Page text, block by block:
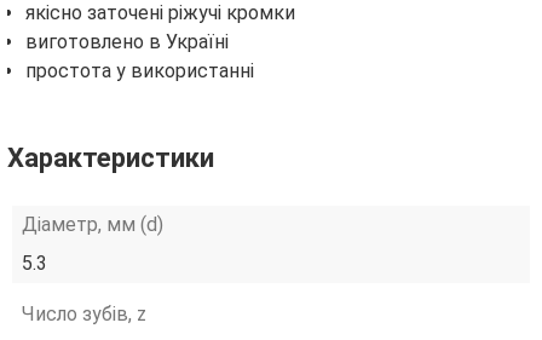
якісно заточені ріжучі кромки
виготовлено в Україні
простота у використанні
Характеристики
Діаметр, мм (d)
5.3
Число зубів, z